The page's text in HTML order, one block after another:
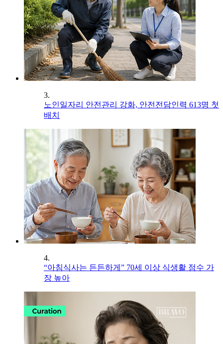
3.
노인일자리 안전관리 강화, 안전전담인력 613명 첫
배치
4.
“아침식사는 든든하게” 70세 이상 식생활 점수 가
장 높아